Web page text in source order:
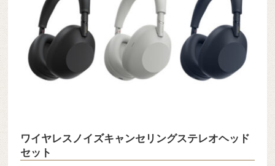
ワイヤレスノイズキャンセリングステレオヘッド
セット